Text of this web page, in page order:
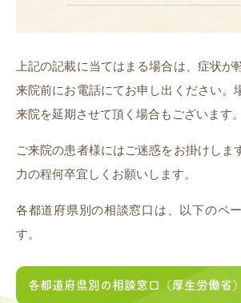
上記の記載に当てはまる場合は、症状が
来院前にお電話にてお申し出ください。
来院を延期させて頂く場合もございます。
ご来院の患者様にはご迷惑をお掛けしま
力の程何卒宜しくお願いします。
各都道府県別の相談窓口は、以下のペ
す。
各都道府県別の相談窓口（厚生労働省）